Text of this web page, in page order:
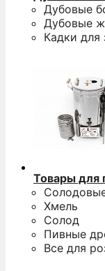
Дубовые
Дубовые
Кадки для
Товары для
Хмель
Солод
Пивные
Все для